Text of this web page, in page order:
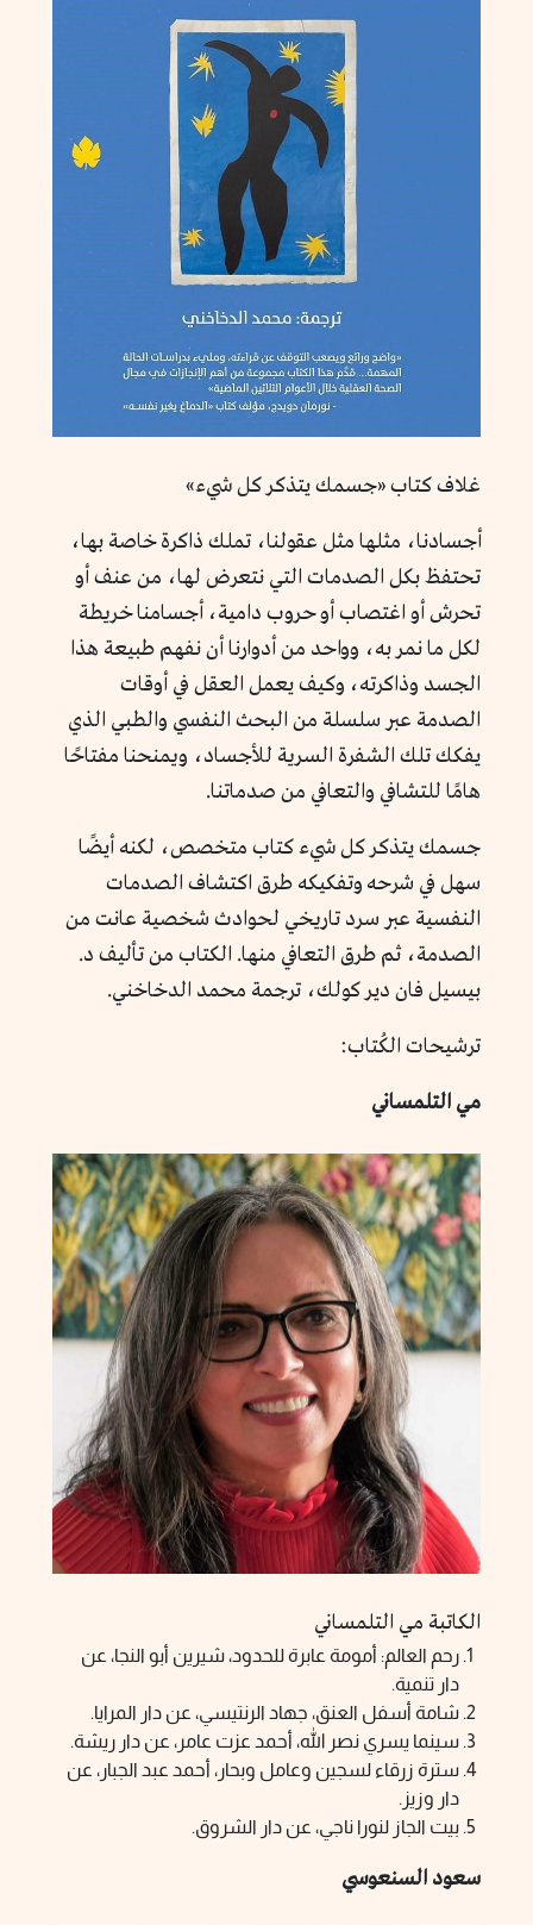
غلاف كتاب «جسمك يتذكر كل شيء»
أجسادنا، مثلها مثل عقولنا، تملك ذاكرة خاصة بها،
تحتفظ بكل الصدمات التي نتعرض لها، من عنف أو
تحرش أو اغتصاب أو حروب دامية، أجسامنا خريطة
لكل ما نمر به، وواحد من أدوارنا أن نفهم طبيعة هذا
الجسد وذاكرته، وكيف يعمل العقل في أوقات
الصدمة عبر سلسلة من البحث النفسي والطبي الذي
يفكك تلك الشفرة السرية للأجساد، ويمنحنا مفتاحًا
هامًا للتشافي والتعافي من صدماتنا.
جسمك يتذكر كل شيء كتاب متخصص، لكنه أيضًا
سهل في شرحه وتفكيكه طرق اكتشاف الصدمات
النفسية عبر سرد تاريخي لحوادث شخصية عانت من
الصدمة، ثم طرق التعافي منها. الكتاب من تأليف د.
بيسيل فان دير كولك، ترجمة محمد الدخاخني.
ترشيحات الكُتاب:
مي التلمساني
الكاتبة مي التلمساني
رحم العالم: أمومة عابرة للحدود، شيرين أبو النجا، عن
دار تنمية.
شامة أسفل العنق، جهاد الرنتيسي، عن دار المرايا.
سينما يسري نصر الله، أحمد عزت عامر، عن دار ريشة.
سترة زرقاء لسجين وعامل وبحار، أحمد عبد الجبار، عن
دار وزيز.
بيت الجاز لنورا ناجي، عن دار الشروق.
سعود السنعوسي